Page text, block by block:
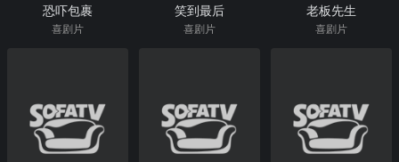
恐吓包裹
喜剧片
笑到最后
喜剧片
老板先生
喜剧片